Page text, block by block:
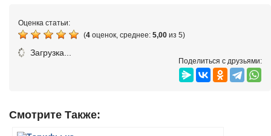
Оценка статьи:
(4 оценок, среднее: 5,00 из 5)
Загрузка...
Поделиться с друзьями:
Смотрите Также: